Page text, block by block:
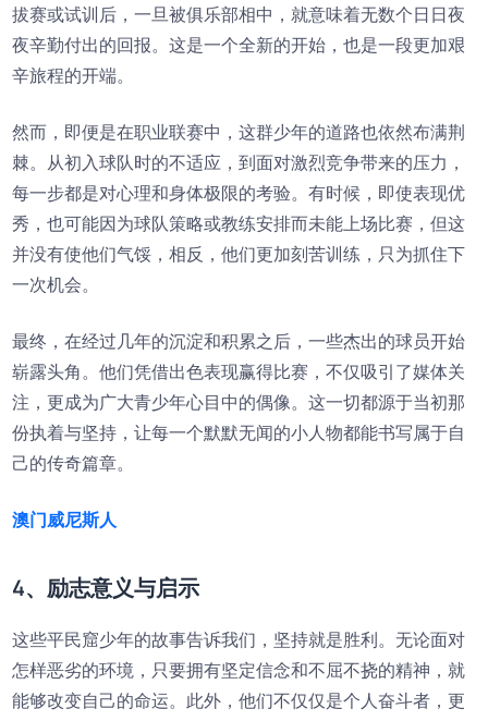
拔赛或试训后，一旦被俱乐部相中，就意味着无数个日日夜
夜辛勤付出的回报。这是一个全新的开始，也是一段更加艰
辛旅程的开端。
然而，即便是在职业联赛中，这群少年的道路也依然布满荆
棘。从初入球队时的不适应，到面对激烈竞争带来的压力，
每一步都是对心理和身体极限的考验。有时候，即使表现优
秀，也可能因为球队策略或教练安排而未能上场比赛，但这
并没有使他们气馁，相反，他们更加刻苦训练，只为抓住下
一次机会。
最终，在经过几年的沉淀和积累之后，一些杰出的球员开始
崭露头角。他们凭借出色表现赢得比赛，不仅吸引了媒体关
注，更成为广大青少年心目中的偶像。这一切都源于当初那
份执着与坚持，让每一个默默无闻的小人物都能书写属于自
己的传奇篇章。
澳门威尼斯人
4、励志意义与启示
这些平民窟少年的故事告诉我们，坚持就是胜利。无论面对
怎样恶劣的环境，只要拥有坚定信念和不屈不挠的精神，就
能够改变自己的命运。此外，他们不仅仅是个人奋斗者，更